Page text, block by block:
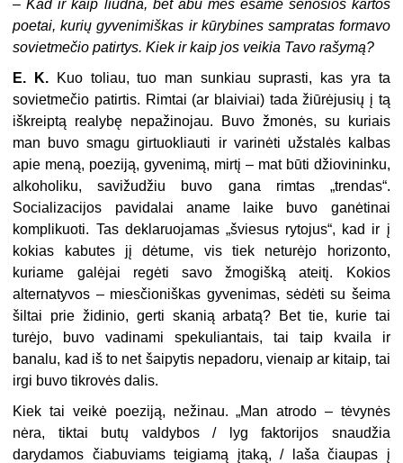
–Kad ir kaip liūdna, bet abu mes esame senosios kartos
poetai, kurių gyvenimiškas ir kūrybines sampratas formavo
sovietmečio patirtys. Kiek ir kaip jos veikia Tavo rašymą?
E. K.
Kuo toliau, tuo man sunkiau suprasti, kas yra ta
sovietmečio patirtis. Rimtai (ar blaiviai) tada žiūrėjusių į tą
iškreiptą realybę nepažinojau. Buvo žmonės, su kuriais
man buvo smagu girtuokliauti ir varinėti užstalės kalbas
apie meną, poeziją, gyvenimą, mirtį – mat būti džiovininku,
alkoholiku, savižudžiu buvo gana rimtas „trendas“.
Socializacijos pavidalai aname laike buvo ganėtinai
komplikuoti. Tas deklaruojamas „šviesus rytojus“, kad ir į
kokias kabutes jį dėtume, vis tiek neturėjo horizonto,
kuriame galėjai regėti savo žmogišką ateitį. Kokios
alternatyvos – miesčioniškas gyvenimas, sėdėti su šeima
šiltai prie židinio, gerti skanią arbatą? Bet tie, kurie tai
turėjo, buvo vadinami spekuliantais, tai taip kvaila ir
banalu, kad iš to net šaipytis nepadoru, vienaip ar kitaip, tai
irgi buvo tikrovės dalis.
Kiek tai veikė poeziją, nežinau. „Man atrodo – tėvynės
nėra, tiktai butų valdybos / lyg faktorijos snaudžia
darydamos čiabuviams teigiamą įtaką, / laša čiaupas į